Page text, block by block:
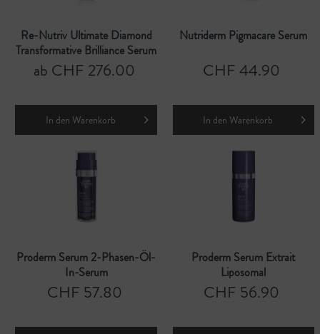
Re-Nutriv Ultimate Diamond
Transformative Brilliance Serum
ab CHF 276.00
In den Warenkorb
Nutriderm Pigmacare Serum
CHF 44.90
In den Warenkorb
Proderm Serum 2-Phasen-Öl-
In-Serum
CHF 57.80
Proderm Serum Extrait
Liposomal
CHF 56.90